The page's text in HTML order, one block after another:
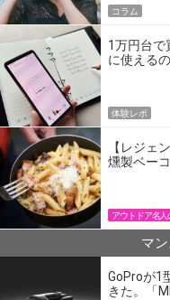
コラム
1万円台で
に使える
体験レポ
【レジェ
燻製ベー
アウトドア名
マ
GoProが1
きた。「